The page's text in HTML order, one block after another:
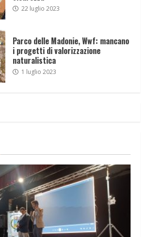
22 luglio 2023
Parco delle Madonie, Wwf: mancano
i progetti di valorizzazione
naturalistica
1 luglio 2023